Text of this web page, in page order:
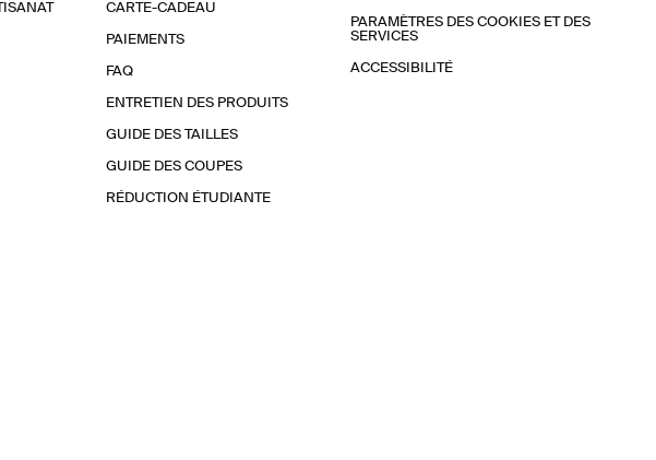
CARTE-CADEAU
PAIEMENTS
FAQ
ENTRETIEN DES PRODUITS
GUIDE DES TAILLES
GUIDE DES COUPES
RÉDUCTION ÉTUDIANTE
PARAMÈTRES DES COOKIES ET DES
SERVICES
ACCESSIBILITÉ